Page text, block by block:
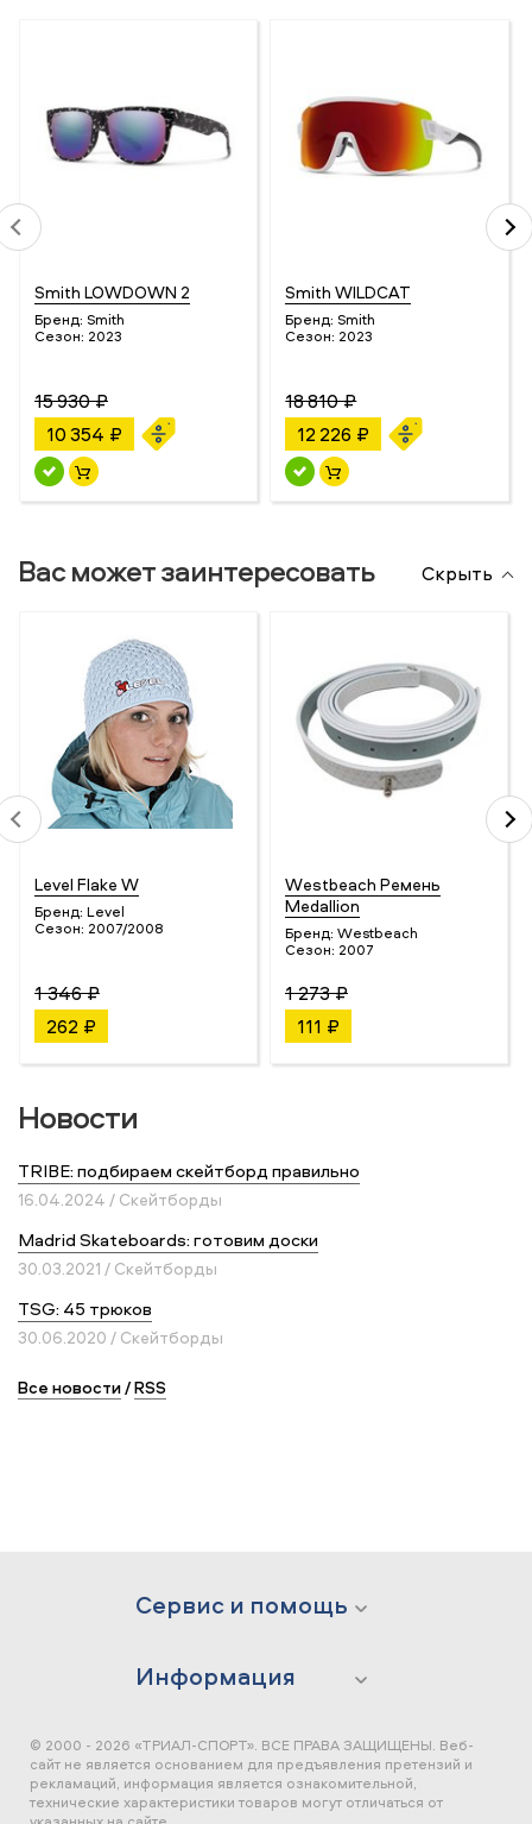
Smith LOWDOWN 2
Бренд: Smith
Сезон: 2023
15 930 ₽
10 354 ₽
Smith WILDCAT
Бренд: Smith
Сезон: 2023
18 810 ₽
12 226 ₽
Вас может заинтересовать Скрыть
Level Flake W
Бренд: Level
Сезон: 2007/2008
1 346 ₽
262 ₽
Westbeach Ремень
Medallion
Бренд: Westbeach
Сезон: 2007
1 273 ₽
111 ₽
Новости
TRIBE: подбираем скейтборд правильно
16.04.2024 / Скейтборды
Madrid Skateboards: готовим доски
30.03.2021 / Скейтборды
TSG: 45 трюков
30.06.2020 / Скейтборды
Все новости/RSS
Сервис и помощь
Информация
© 2000 - 2026 «ТРИАЛ-СПОРТ». ВСЕ ПРАВА ЗАЩИЩЕНЫ. Веб-
сайт не является основанием для предъявления претензий и
рекламаций, информация является ознакомительной,
технические характеристики товаров могут отличаться от